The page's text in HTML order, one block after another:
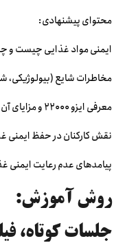
محتوای پیشنهادی:
ایمنی مواد غذایی چیست و
مخاطرات شایع (بیولوژیکی،
معرفی ایزو ۲۲۰۰۰ و مزایای آن برای سازمان
نقش کارکنان در حفظ
پیامدهای عدم رعایت ایمنی
روش آموزش:
جلسات کوتاه،